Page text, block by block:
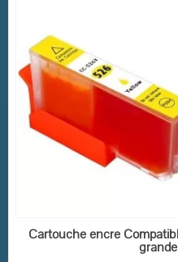
EN
Cartouche encre